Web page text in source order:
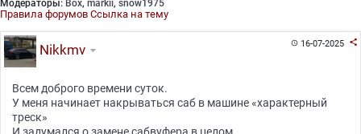
Модераторы: Box, markii, snow1975
Правила форумов Ссылка на тему
16-07-2025 
Nikkmv
Всем доброго времени суток.
У меня начинает накрываться саб в машине «характерный
треск»